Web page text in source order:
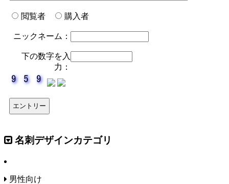
閲覧者 購入者
ニックネーム：
下の数字を入
力：
名刺デザインカテゴリ
男性向け